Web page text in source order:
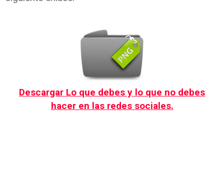
Descargar Lo que debes y lo que no debes
hacer en las redes sociales.